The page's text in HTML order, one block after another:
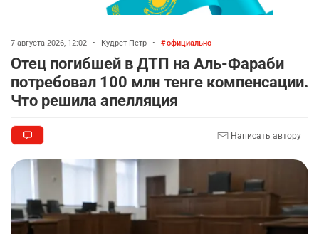
7 августа 2026, 12:02 • Кудрет Петр • официально
Отец погибшей в ДТП на Аль-Фараби
потребовал 100 млн тенге компенсации.
Что решила апелляция
Написать автору